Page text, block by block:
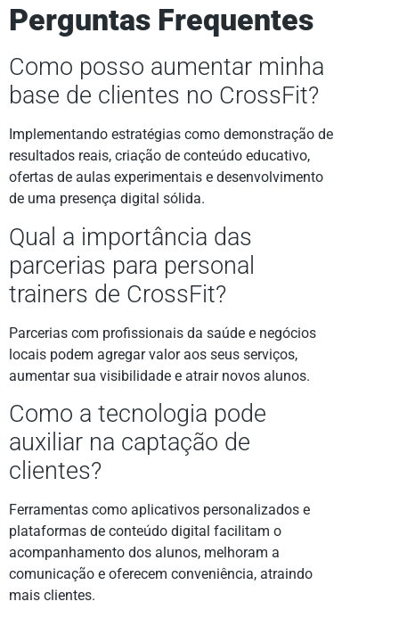
Perguntas Frequentes
Como posso aumentar minha
base de clientes no CrossFit?
Implementando estratégias como demonstração de
resultados reais, criação de conteúdo educativo,
ofertas de aulas experimentais e desenvolvimento
de uma presença digital sólida.
Qual a importância das
parcerias para personal
trainers de CrossFit?
Parcerias com profissionais da saúde e negócios
locais podem agregar valor aos seus serviços,
aumentar sua visibilidade e atrair novos alunos.
Como a tecnologia pode
auxiliar na captação de
clientes?
Ferramentas como aplicativos personalizados e
plataformas de conteúdo digital facilitam o
acompanhamento dos alunos, melhoram a
comunicação e oferecem conveniência, atraindo
mais clientes.